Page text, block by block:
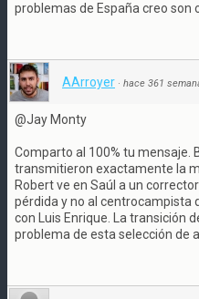
problemas de España creo son
AArroyer · hace 361
@Jay Monty
Comparto al 100% tu mensaje.
transmitieron exactamente la
Robert ve en Saúl a un
pérdida y no al centrocampista
con Luis Enrique. La transición
problema de esta selección de